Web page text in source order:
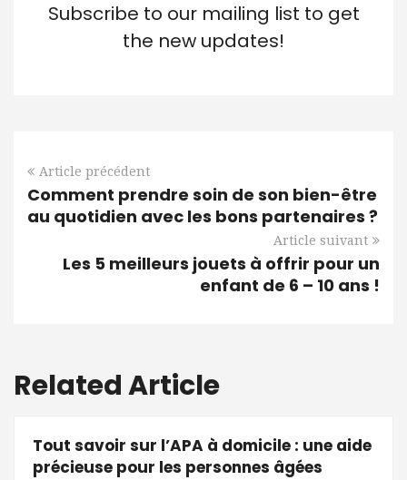
Subscribe to our mailing list to get
the new updates!
Article précédent
Comment prendre soin de son bien-être
au quotidien avec les bons partenaires ?
Article suivant
Les 5 meilleurs jouets à offrir pour un
enfant de 6 – 10 ans !
Related Article
Tout savoir sur l’APA à domicile : une aide
précieuse pour les personnes âgées